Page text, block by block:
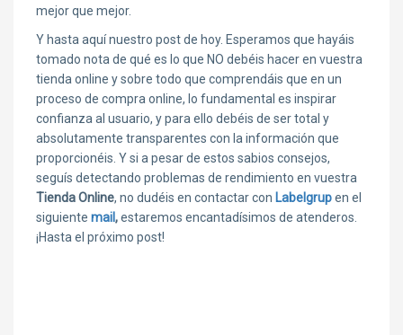
mejor que mejor.
Y hasta aquí nuestro post de hoy. Esperamos que hayáis
tomado nota de qué es lo que NO debéis hacer en vuestra
tienda online y sobre todo que comprendáis que en un
proceso de compra online, lo fundamental es inspirar
confianza al usuario, y para ello debéis de ser total y
absolutamente transparentes con la información que
proporcionéis. Y si a pesar de estos sabios consejos,
seguís detectando problemas de rendimiento en vuestra
Tienda Online, no dudéis en contactar con Labelgrupen el
siguiente mail,estaremos encantadísimos de atenderos.
¡Hasta el próximo post!